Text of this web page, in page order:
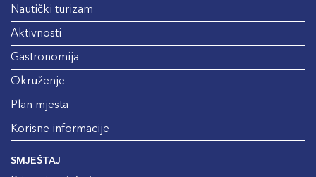
Nautički turizam
Aktivnosti
Gastronomija
Okruženje
Plan mjesta
Korisne informacije
SMJEŠTAJ